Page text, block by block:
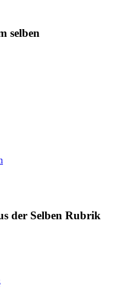
selben
der Selben Rubrik